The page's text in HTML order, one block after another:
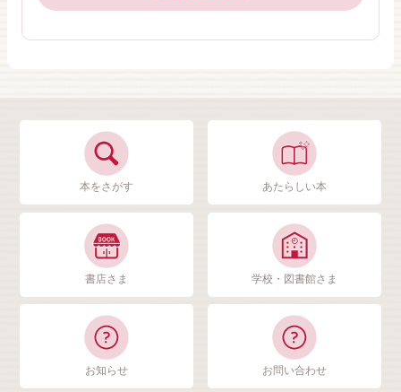
本をさがす あたらしい本
書店さま 学校・図書館さま
お知らせ お問い合わせ